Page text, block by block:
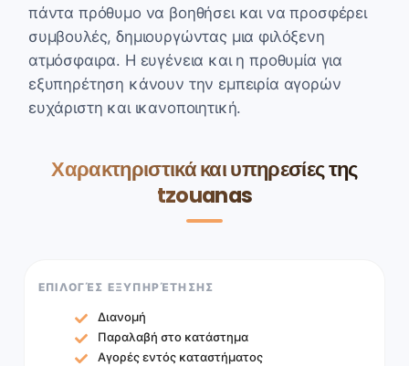
πάντα πρόθυμο να βοηθήσει και να προσφέρει
συμβουλές, δημιουργώντας μια φιλόξενη
ατμόσφαιρα. Η ευγένεια και η προθυμία για
εξυπηρέτηση κάνουν την εμπειρία αγορών
ευχάριστη και ικανοποιητική.
Χαρακτηριστικά και υπηρεσίες της
tzouanas
ΕΠΙΛΟΓΈΣ ΕΞΥΠΗΡΈΤΗΣΗΣ
Διανομή
Παραλαβή στο κατάστημα
Αγορές εντός καταστήματος